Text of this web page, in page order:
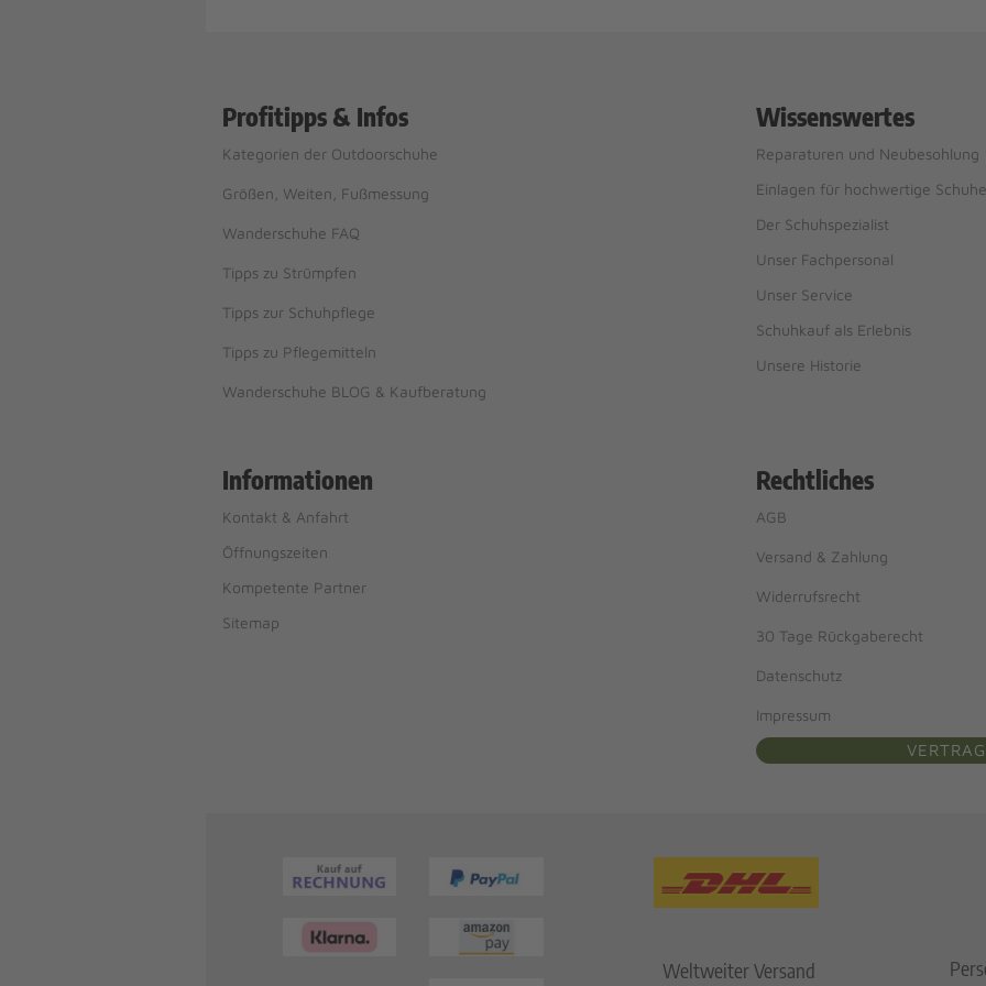
Profitipps & Infos
Kategorien der Outdoorschuhe
Größen, Weiten, Fußmessung
Wanderschuhe FAQ
Tipps zu Strümpfen
Tipps zur Schuhpflege
Tipps zu Pflegemitteln
Wanderschuhe BLOG & Kaufberatung
Wissenswertes
Reparaturen und Neubesohlung
Einlagen für hochwertige Schuhe
Der Schuhspezialist
Unser Fachpersonal
Unser Service
Schuhkauf als Erlebnis
Unsere Historie
Informationen
Kontakt & Anfahrt
Öffnungszeiten
Kompetente Partner
Sitemap
Rechtliches
AGB
Versand & Zahlung
Widerrufsrecht
30 Tage Rückgaberecht
Datenschutz
Impressum
Weltweiter Versand